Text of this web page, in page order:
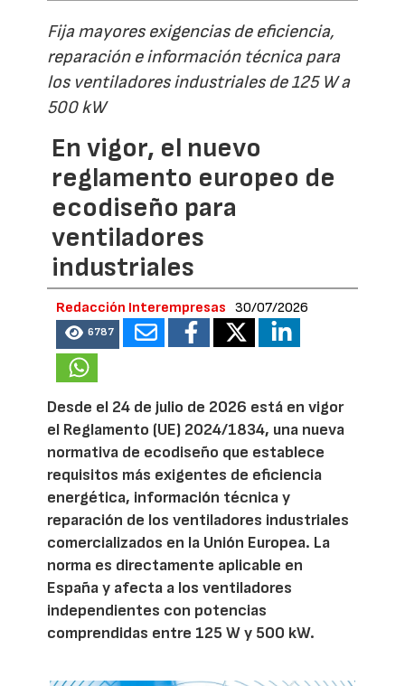
Fija mayores exigencias de eficiencia,
reparación e información técnica para
los ventiladores industriales de 125 W a
500 kW
En vigor, el nuevo
reglamento europeo de
ecodiseño para
ventiladores
industriales
Redacción Interempresas 30/07/2026
6787
Desde el 24 de julio de 2026 está en vigor
el Reglamento (UE) 2024/1834, una nueva
normativa de ecodiseño que establece
requisitos más exigentes de eficiencia
energética, información técnica y
reparación de los ventiladores industriales
comercializados en la Unión Europea. La
norma es directamente aplicable en
España y afecta a los ventiladores
independientes con potencias
comprendidas entre 125 W y 500 kW.